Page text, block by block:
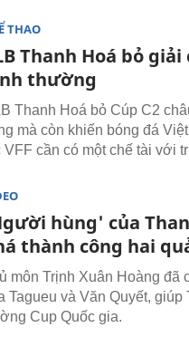
THAO
Thanh Hoá bỏ
thường
Thanh Hoá bỏ Cúp C2
mà còn khiến bóng đá
VFF cần có một chế tài với
hùng' của
thành công hai
môn Trịnh Xuân Hoàng đã
Tagueu và Văn Quyết,
Cup Quốc gia.